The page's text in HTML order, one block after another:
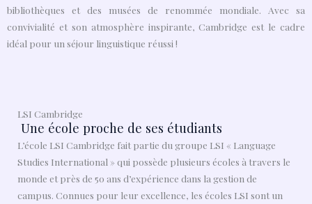
bibliothèques et des musées de renommée mondiale. Avec sa
convivialité et son atmosphère inspirante, Cambridge est le cadre
idéal pour un séjour linguistique réussi !
LSI Cambridge
Une école proche de ses étudiants
L’école LSI Cambridge fait partie du groupe LSI « Language
Studies International » qui possède plusieurs écoles à travers le
monde et près de 50 ans d’expérience dans la gestion de
campus. Connues pour leur excellence, les écoles LSI sont un